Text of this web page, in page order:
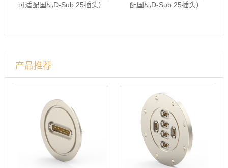
可适配国标D-Sub 25插头）
配国标D-Sub 25插头）
产品推荐